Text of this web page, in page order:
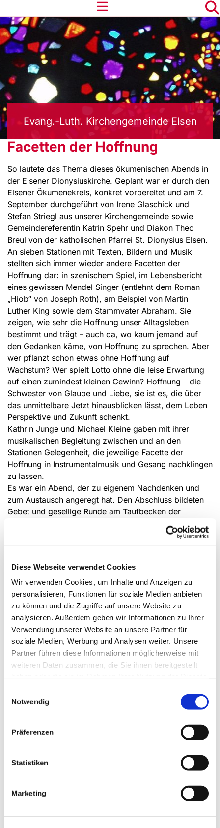
Diese Webseite verwendet Cookies
Wir verwenden Cookies, um Inhalte und Anzeigen zu
personalisieren, Funktionen für soziale Medien anbieten
zu können und die Zugriffe auf unsere Website zu
analysieren. Außerdem geben wir Informationen zu Ihrer
Verwendung unserer Website an unsere Partner für
soziale Medien, Werbung und Analysen weiter. Unsere
Partner führen diese Informationen möglicherweise mit
weiteren Daten zusammen, die Sie ihnen bereitgestellt
Notwendig
Präferenzen
Statistiken
Marketing
Evang.-Luth. Kirchengemeinde Elsen
Facetten der Hoffnung
So lautete das Thema dieses ökume­ni­schen Abends in
der Elsener Dionysius­kirche. Geplant war er durch den
Elsener Ökumenekreis, kon­kret vorbereitet und am 7.
September durchgeführt von Irene Glaschick und
Stefan Striegl aus unserer Kirchen­gemeinde sowie
Gemein­de­referentin Katrin Spehr und Diakon Theo
Breul von der katholischen Pfarrei St. Dionysius Elsen.
An sieben Stationen mit Texten, Bildern und Musik
stellten sich immer wieder andere Facetten der
Hoffnung dar: in szenischem Spiel, im Lebensbericht
eines gewissen Mendel Singer (entlehnt dem Roman
„Hiob“ von Joseph Roth), am Beispiel von Martin
Luther King sowie dem Stammvater Abraham. Sie
zeigen, wie sehr die Hoffnung unser Alltagsleben
bestimmt und trägt – auch da, wo kaum jemand auf
den Gedanken käme, von Hoffnung zu sprechen. Aber
wer pflanzt schon etwas ohne Hoffnung auf
Wachstum? Wer spielt Lotto ohne die leise Erwartung
auf einen zumindest kleinen Gewinn? Hoffnung – die
Schwester von Glaube und Liebe, sie ist es, die über
das unmittelbare Jetzt hinausblicken lässt, dem Leben
Perspektive und Zukunft schenkt.
Kathrin Junge und Michael Kleine ga­ben mit ihrer
musikalischen Begleitung zwischen und an den
Stationen Gelegen­heit, die jewei­lige Facette der
Hoffnung in Instru­mentalmusik und Gesang nachklingen
zu lassen.
Es war ein Abend, der zu eigenem Nachdenken und
zum Austausch ange­regt hat. Den Abschluss bildeten
Gebet und gesellige Runde am Taufbecken der
Dionysiuskirche – dem Ort, der uns Christen die
gemeinsame Taufberufung in ganz besonderer Weise
vor Augen führt.